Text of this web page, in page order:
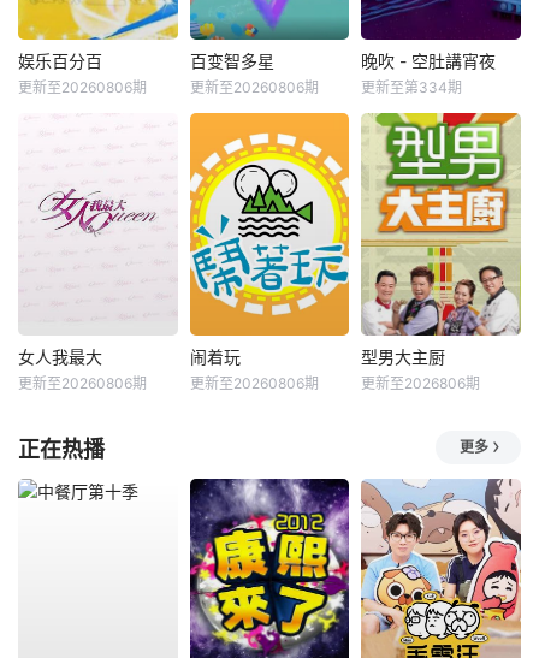
娱乐百分百
更新至20260806期
百变智多星
更新至20260806期
晚吹 - 空肚講宵夜
更新至第334期
女人我最大
更新至20260806期
闹着玩
更新至20260806期
型男大主厨
更新至2026806期
正在热播 更多